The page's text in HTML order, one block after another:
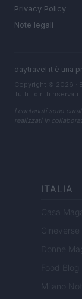
Privacy Policy
Note legali
daytravel.it è una
Copyright © 2026 ·
Tutti i diritti riservati
I contenuti sono
realizzati in
ITALIA
Casa
Cineverse
Donne
Food Blog
Milano